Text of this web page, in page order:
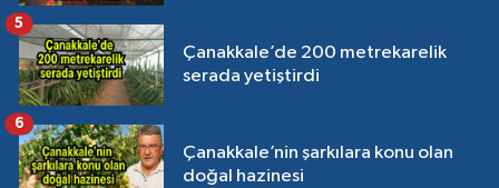
Çanakkale’de 200 metrekarelik
serada yetiştirdi
5
Çanakkale’nin şarkılara konu olan
doğal hazinesi
6